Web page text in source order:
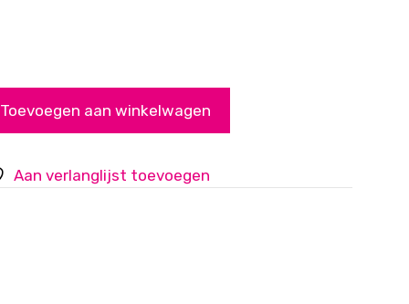
Toevoegen aan winkelwagen
Aan verlanglijst toevoegen